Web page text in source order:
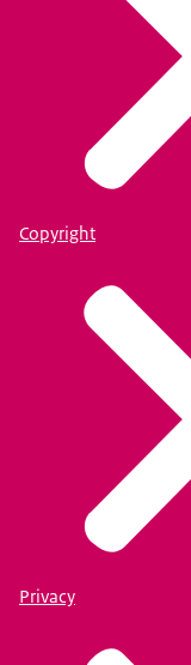
Copyright
Privacy